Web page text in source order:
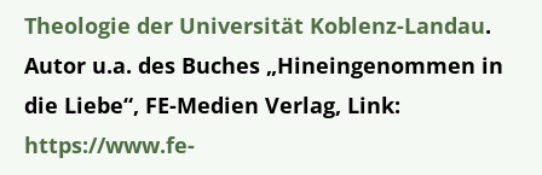
Theologie der Universität Koblenz-Landau.
Autor u.a. des Buches „Hineingenommen in
die Liebe“, FE-Medien Verlag, Link:
https://www.fe-